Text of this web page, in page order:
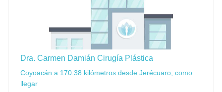
Dra. Carmen Damián Cirugía Plástica
Coyoacán a 170.38 kilómetros desde Jerécuaro, como
llegar